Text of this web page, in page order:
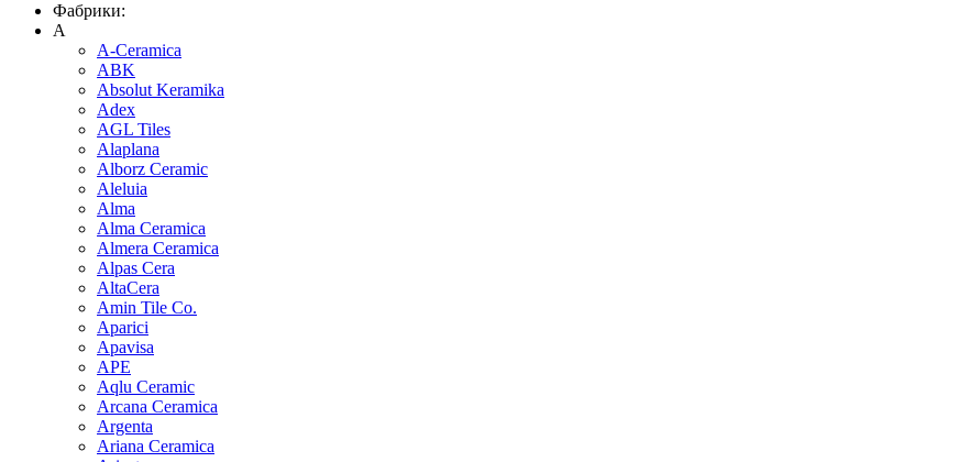
Фабрики:
A
A-Ceramica
ABK
Absolut Keramika
Adex
AGL Tiles
Alaplana
Alborz Ceramic
Aleluia
Alma
Alma Ceramica
Almera Ceramica
Alpas Cera
AltaCera
Amin Tile Co.
Aparici
Apavisa
APE
Aqlu Ceramic
Arcana Ceramica
Argenta
Ariana Ceramica